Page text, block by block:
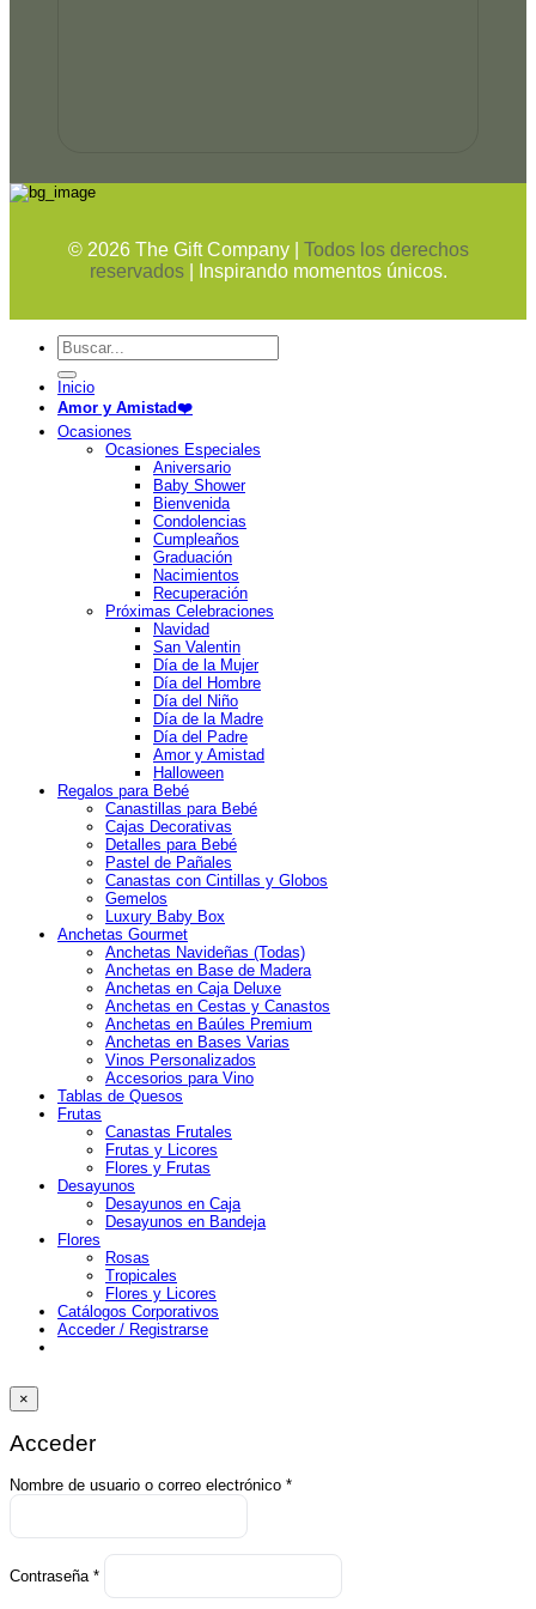
© 2026The Gift Company | Todos los derechos
reservados
| Inspirando momentos únicos.
Buscar
por:
Inicio
Amor y Amistad❤️
Ocasiones
Ocasiones Especiales
Aniversario
Baby Shower
Bienvenida
Condolencias
Cumpleaños
Graduación
Nacimientos
Recuperación
Próximas Celebraciones
Navidad
San Valentin
Día de la Mujer
Día del Hombre
Día del Niño
Día de la Madre
Día del Padre
Amor y Amistad
Halloween
Regalos para Bebé
Canastillas para Bebé
Cajas Decorativas
Detalles para Bebé
Pastel de Pañales
Canastas con Cintillas y Globos
Gemelos
Luxury Baby Box
Anchetas Gourmet
Anchetas Navideñas (Todas)
Anchetas en Base de Madera
Anchetas en Caja Deluxe
Anchetas en Cestas y Canastos
Anchetas en Baúles Premium
Anchetas en Bases Varias
Vinos Personalizados
Accesorios para Vino
Tablas de Quesos
Frutas
Canastas Frutales
Frutas y Licores
Flores y Frutas
Desayunos
Desayunos en Caja
Desayunos en Bandeja
Flores
Rosas
Tropicales
Flores y Licores
Catálogos Corporativos
Acceder / Registrarse
×
Acceder
Nombre de usuario o correo electrónico *Obligatorio
Contraseña *
Obligatorio